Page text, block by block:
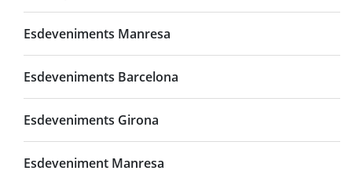
Esdeveniments Manresa
Esdeveniments Barcelona
Esdeveniments Girona
Esdeveniment Manresa